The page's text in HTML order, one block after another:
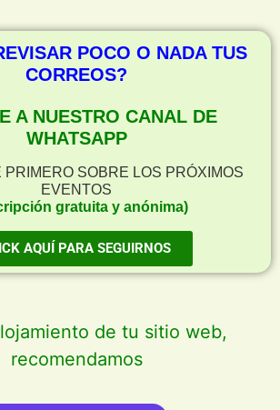
POCO O NADA TUS
CORREOS?
A NUESTRO CANAL DE
WHATSAPP
SOBRE LOS PRÓXIMOS
EVENTOS
gratuita y anónima)
AQUÍ PARA SEGUIRNOS
de tu sitio web,
recomendamos